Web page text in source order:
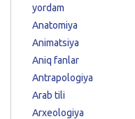
yordam
Anatomiya
Animatsiya
Aniq fanlar
Antrapologiya
Arab tili
Arxeologiya